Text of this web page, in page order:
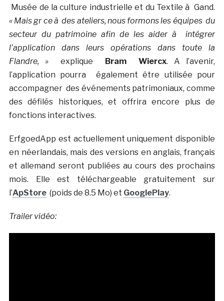
Musée de la culture industrielle et du Textile à Gand.
« Mais gr ce à des ateliers, nous formons les équipes du
secteur du patrimoine afin de les aider à intégrer
l’application dans leurs opérations dans toute la
Flandre, »explique Bram Wiercx. A l’avenir,
l’application pourra également être utilisée pour
accompagner des événements patrimoniaux, comme
des défilés historiques, et offrira encore plus de
fonctions interactives.
ErfgoedApp est actuellement uniquement disponible
en néerlandais, mais des versions en anglais, français
et allemand seront publiées au cours des prochains
mois. Elle est téléchargeable gratuitement sur
l’ApStore(poids de 8.5 Mo) et GooglePlay.
Trailer vidéo: